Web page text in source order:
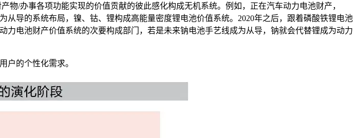
/办事各项功能实现的价值贡献的彼此感化构成无机系统。例如，正在汽车动力电池财产，
导的系统布局，镍、钴、锂构成高能量密度锂电池价值系统。2020年之后，跟着磷酸铁锂电池
电池财产价值系统的次要构成部门，若是未来钠电池手艺线成为从导，钠就会代替锂成为动力
的个性化需求。